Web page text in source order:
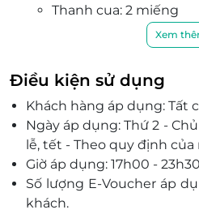
Thanh cua: 2 miếng
Rổ rau ăn kèm: 1 rổ.
Thực đơn phong phú và
món thịt siêu tươi ngon:
nầm, ba chỉ lợn, lòng...
Không gian rộng rãi,
ngon với giá cực kỳ phải
Thái độ phục vụ của
chuyên nghiệp, nhiệt tình
Xem
Điều kiện sử dụng
Khách hàng áp dụng: Tất
Ngày áp dụng: Thứ 2 -
lễ, tết - Theo quy định của
Giờ áp dụng: 17h00 -
Số lượng E-Voucher áp
khách.